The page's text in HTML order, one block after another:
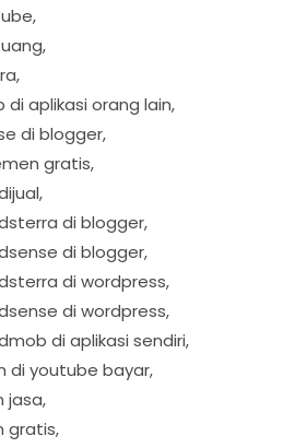
aplikasi orang lain,
di blogger,
gratis,
di blogger,
di blogger,
di wordpress,
di wordpress,
di aplikasi sendiri,
di youtube bayar,
jasa,
gratis,